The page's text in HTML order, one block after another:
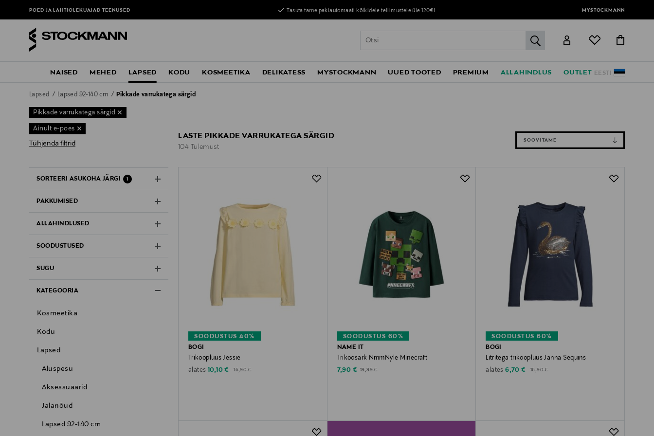
POED JA LAHTIOLEKUAJADTEENUSED Tasuta tarne pakiautomaati kõikidele tellimustele üle 120€! MYSTOCKMANN
label.header.go
EESTI
NAISED MEHED LAPSED KODU KOSMEETIKA DELIKATESS MYSTOCKMANN UUED TOOTED PREMIUM ALLAHINDLUS OUTLET
Lapsed Lapsed 92-140 cm Pikkade varrukatega särgid
Pikkade varrukatega särgid
Ainult e-poes
Tühjenda filtrid
SORTEERI ASUKOHA JÄRGI 1
PAKKUMISED
ALLAHINDLUSED
SOODUSTUSED
SUGU
KATEGOORIA
Kosmeetika
Kodu
Lapsed
Aluspesu
Aksessuaarid
Jalanõud
Lapsed 92-140 cm
LASTE PIKKADE VARRUKATEGA SÄRGID
104 Tulemust
SOOVITAME
SOODUSTUS 40%
BOGI
Trikoopluus Jessie
alates Discounted Price
10,10 € Original Price
16,90 €
SOODUSTUS 60%
NAME IT
Trikoosärk NmmNyle Minecraft
Discounted Price
7,90 € Original Price
19,99 €
SOODUSTUS 60%
BOGI
Litritega trikoopluus Janna Sequins
alates Discounted Price
6,70 € Original Price
16,90 €